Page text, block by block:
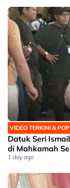
VIDEO TERKINI &
Datuk Seri
di Mahkamah
1 day ago